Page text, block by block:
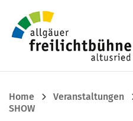
Home Veranstaltungen
SHOW